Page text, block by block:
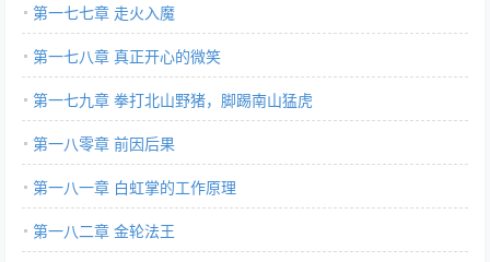
第一七七章 走火入魔
第一七八章 真正开心的微笑
第一七九章 拳打北山野猪，脚踢南山猛虎
第一八零章 前因后果
第一八一章 白虹掌的工作原理
第一八二章 金轮法王